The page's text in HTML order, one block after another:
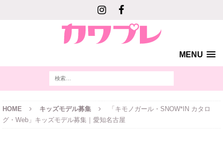
MENU
HOME キッズモデル募集
「キモノガール・SNOW*IN カタロ
グ・Web」キッズモデル募集｜愛知名古屋